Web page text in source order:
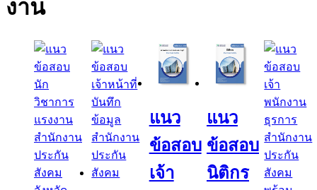
งาน
แนว
ข้อสอบ
เจ้า
แนว
ข้อสอบ
นิติกร